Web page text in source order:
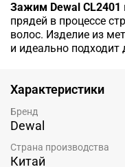
Зажим Dewal CL2401
прядей в процессе
волос. Изделие из
и идеально
Характеристики
Бренд
Dewal
Страна производства
Китай